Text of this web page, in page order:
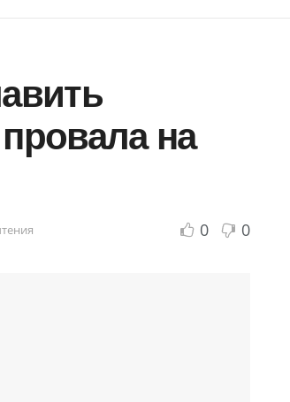
на
0 0